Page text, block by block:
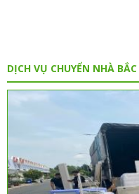
DỊCH VỤ CHUYỂN NHÀ